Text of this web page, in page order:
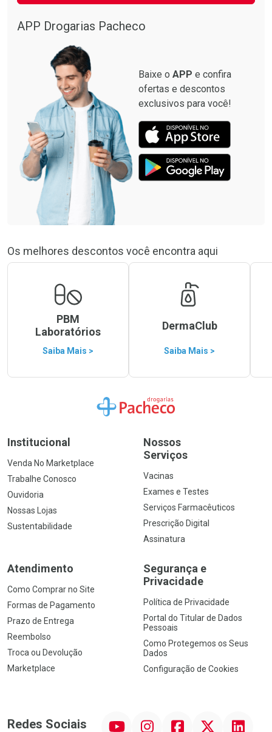
APP Drogarias Pacheco
Baixe o APP e confira
ofertas e descontos
exclusivos para você!
Os melhores descontos você encontra aqui
PBM
Laboratórios
Saiba Mais >
DermaClub
Saiba Mais >
Ir para a Home
Institucional
Venda No Marketplace
Trabalhe Conosco
Ouvidoria
Nossas Lojas
Sustentabilidade
Nossos
Serviços
Vacinas
Exames e Testes
Serviços Farmacêuticos
Prescrição Digital
Assinatura
Atendimento
Como Comprar no Site
Formas de Pagamento
Prazo de Entrega
Reembolso
Troca ou Devolução
Marketplace
Segurança e
Privacidade
Política de Privacidade
Portal do Titular de Dados
Pessoais
Como Protegemos os Seus
Dados
Configuração de Cookies
Redes Sociais InstagramFacebook Linkedin